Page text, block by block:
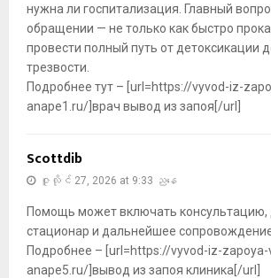
нужна ли госпитализация. Главный
обращении — не только как быстро
провести полный путь от детоксикации
трезвости.
Подробнее тут – [url=https://vyvod-iz-
anape1.ru/]врач вывод из запоя[/url]
Scottdib
ဇူလိုင် 27, 2026 at 9:33 ညနေ
Помощь может включать консультацию,
стационар и дальнейшее
Подробнее – [url=https://vyvod-iz-zapoya-
anape5.ru/]вывод из запоя клиника[/url]